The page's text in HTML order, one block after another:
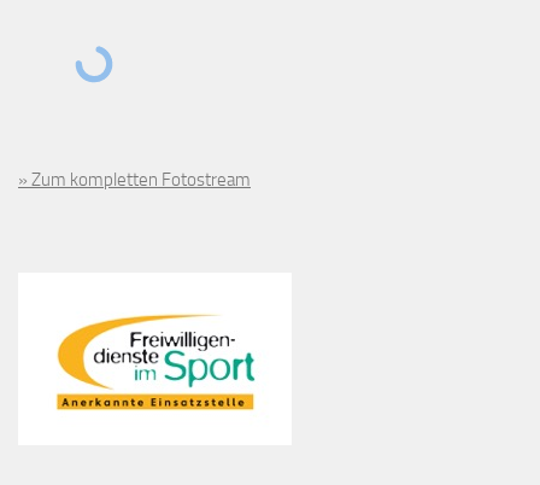
» Zum kompletten Fotostream